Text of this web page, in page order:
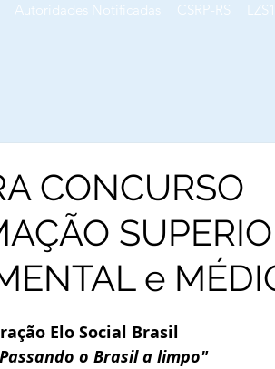
Autoridades Notificadas CSRP-RS
CONCURSO
e
Elo Social Brasil
o Brasil a limpo"